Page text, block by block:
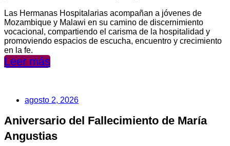
Las Hermanas Hospitalarias acompañan a jóvenes de
Mozambique y Malawi en su camino de discernimiento
vocacional, compartiendo el carisma de la hospitalidad y
promoviendo espacios de escucha, encuentro y crecimiento
en la fe.
Leer más
agosto 2, 2026
Aniversario del Fallecimiento de María
Angustias